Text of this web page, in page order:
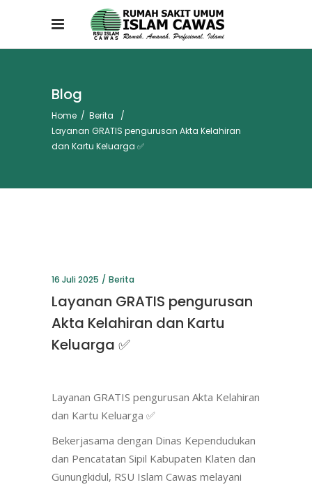
Blog
Home / Berita
/
Layanan GRATIS pengurusan Akta Kelahiran
dan Kartu Keluarga ✅
16 Juli 2025 Berita
Layanan GRATIS pengurusan
Akta Kelahiran dan Kartu
Keluarga ✅
Layanan GRATIS pengurusan Akta Kelahiran
dan Kartu Keluarga ✅
Bekerjasama dengan Dinas Kependudukan
dan Pencatatan Sipil Kabupaten Klaten dan
Gunungkidul, RSU Islam Cawas melayani